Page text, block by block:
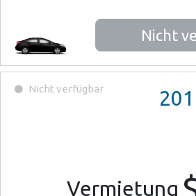
Nicht
Nicht verfügbar
Vermietung